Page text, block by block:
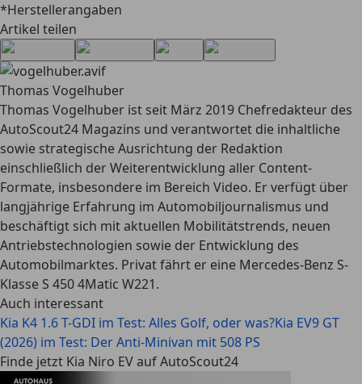
*Herstellerangaben
Artikel teilen
Thomas Vogelhuber
Thomas Vogelhuber ist seit März 2019 Chefredakteur des
AutoScout24 Magazins und verantwortet die inhaltliche
sowie strategische Ausrichtung der Redaktion
einschließlich der Weiterentwicklung aller Content-
Formate, insbesondere im Bereich Video. Er verfügt über
langjährige Erfahrung im Automobiljournalismus und
beschäftigt sich mit aktuellen Mobilitätstrends, neuen
Antriebstechnologien sowie der Entwicklung des
Automobilmarktes. Privat fährt er eine Mercedes-Benz S-
Klasse S 450 4Matic W221.
Auch interessant
Kia K4 1.6 T-GDI im Test: Alles Golf, oder was?Kia EV9 GT
(2026) im Test: Der Anti-Minivan mit 508 PS
Finde jetzt Kia Niro EV auf AutoScout24